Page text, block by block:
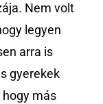
Nem volt
legyen
arra is
gyerekek
más